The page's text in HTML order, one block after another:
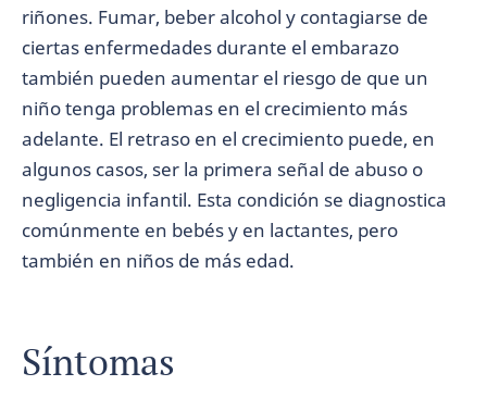
riñones. Fumar, beber alcohol y contagiarse de
ciertas enfermedades durante el embarazo
también pueden aumentar el riesgo de que un
niño tenga problemas en el crecimiento más
adelante. El retraso en el crecimiento puede, en
algunos casos, ser la primera señal de abuso o
negligencia infantil. Esta condición se diagnostica
comúnmente en bebés y en lactantes, pero
también en niños de más edad.
Síntomas